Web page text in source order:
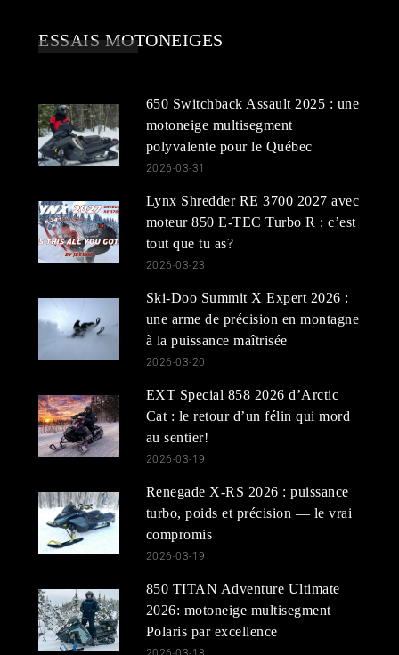
ESSAIS MOTONEIGES
650 Switchback Assault 2025 : une
motoneige multisegment
polyvalente pour le Québec
2026-03-31
Lynx Shredder RE 3700 2027 avec
moteur 850 E-TEC Turbo R : c’est
tout que tu as?
2026-03-23
Ski-Doo Summit X Expert 2026 :
une arme de précision en montagne
à la puissance maîtrisée
2026-03-20
EXT Special 858 2026 d’Arctic
Cat : le retour d’un félin qui mord
au sentier!
2026-03-19
Renegade X-RS 2026 : puissance
turbo, poids et précision — le vrai
compromis
2026-03-19
850 TITAN Adventure Ultimate
2026: motoneige multisegment
Polaris par excellence